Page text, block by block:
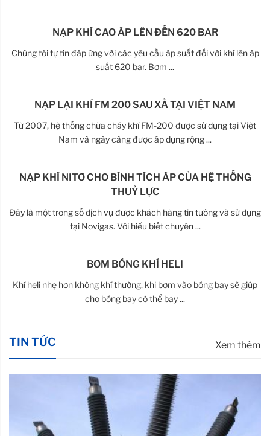
NẠP KHÍ CAO ÁP LÊN ĐẾN 620 BAR
Chúng tôi tự tin đáp ứng với các yêu cầu áp suất đối với khí lên áp
suất 620 bar. Bơm ...
NẠP LẠI KHÍ FM 200 SAU XẢ TẠI VIỆT NAM
Từ 2007, hệ thống chữa cháy khí FM-200 được sử dụng tại Việt
Nam và ngày càng được áp dụng rộng ...
NẠP KHÍ NITƠ CHO BÌNH TÍCH ÁP CỦA HỆ THỐNG
THUỶ LỰC
Đây là một trong số dịch vụ được khách hàng tin tưởng và sử dụng
tại Novigas. Với hiểu biết chuyên ...
BƠM BÓNG KHÍ HELI
Khí heli nhẹ hơn không khí thường, khi bơm vào bóng bay sẽ giúp
cho bóng bay có thể bay ...
TIN TỨC Xem thêm